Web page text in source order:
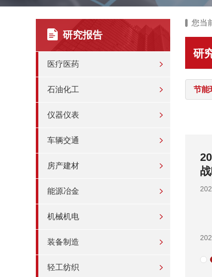
研究报告
医疗医药
石油化工
仪器仪表
车辆交通
房产建材
能源冶金
机械机电
装备制造
轻工纺织
您当
研
节能